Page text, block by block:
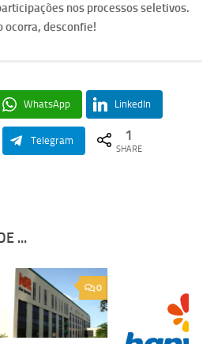
nos processos seletivos.
ocorra, desconfie!
WhatsApp LinkedIn
Telegram 1
SHARE
...
0